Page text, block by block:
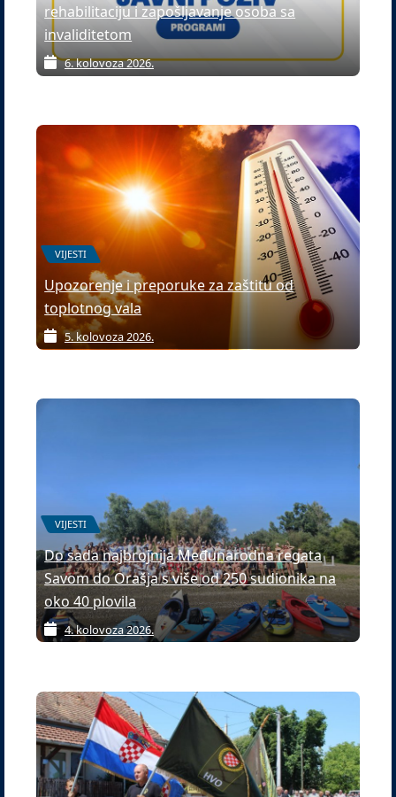
rehabilitaciju i zapošljavanje osoba sa
invaliditetom
6. kolovoza 2026.
VIJESTI
Upozorenje i preporuke za zaštitu od
toplotnog vala
5. kolovoza 2026.
VIJESTI
Do sada najbrojnija Međunarodna regata
Savom do Orašja s više od 250 sudionika na
oko 40 plovila
4. kolovoza 2026.